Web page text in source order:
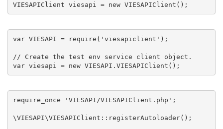
VIESAPIClient viesapi = new VIESAPIClient();
var VIESAPI = require('viesapiclient');
// Create the test env service client object.
var viesapi = new VIESAPI.VIESAPIClient();
require_once 'VIESAPI/VIESAPIClient.php';
\VIESAPI\VIESAPIClient::registerAutoloader();